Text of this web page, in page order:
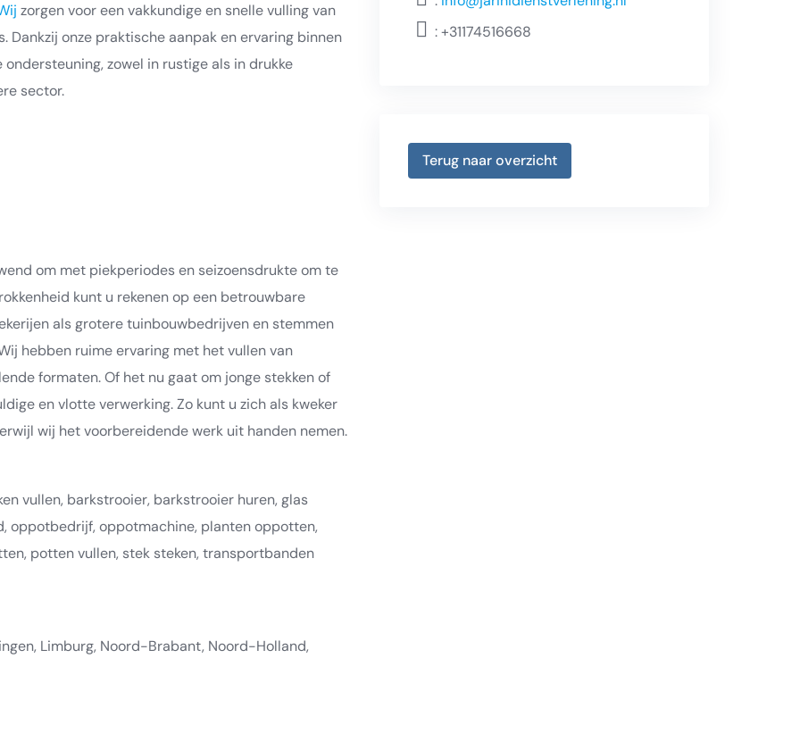
zorgen voor een vakkundige en snelle vulling van
onze praktische aanpak en ervaring binnen
zowel in rustige als in drukke
sector.
om met piekperiodes en seizoensdrukte om te
kunt u rekenen op een betrouwbare
als grotere tuinbouwbedrijven en stemmen
hebben ruime ervaring met het vullen van
formaten. Of het nu gaat om jonge stekken of
en vlotte verwerking. Zo kunt u zich als kweker
wij het voorbereidende werk uit handen nemen.
vullen, barkstrooier, barkstrooier huren, glas
oppotbedrijf, oppotmachine, planten oppotten,
potten vullen, stek steken, transportbanden
Limburg, Noord-Brabant, Noord-Holland,
:+31174516668
Terug naar overzicht